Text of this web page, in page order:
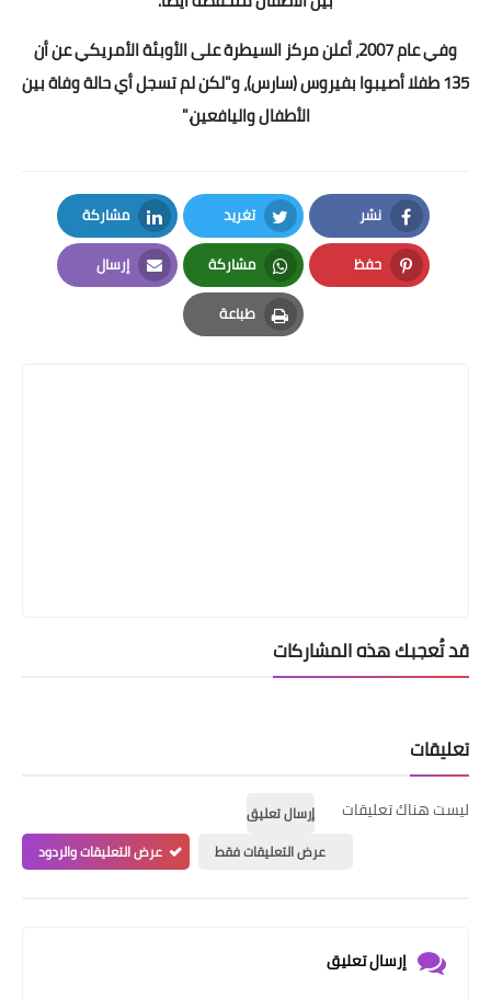
وفي عام 2007، أعلن مركز السيطرة على الأوبئة الأمريكي عن أن
135 طفلا أصيبوا بفيروس (سارس)، و"لكن لم تسجل أي حالة وفاة بين
الأطفال واليافعين."
نشر
Facebook
تغريد
Twitter
مشاركة
LinkedIn
حفظ
Pinterest
مشاركة
Whatsapp
إرسال
Email
طباعة
Print
قد تُعجبك هذه المشاركات
تعليقات
ليست هناك تعليقات
إرسال تعليق
عرض التعليقات فقط
عرض التعليقات والردود
إرسال تعليق